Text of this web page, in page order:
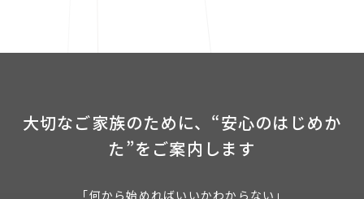
大切なご家族のために、“安心のはじめか
た”をご案内します
「何から始めればいいかわからない」